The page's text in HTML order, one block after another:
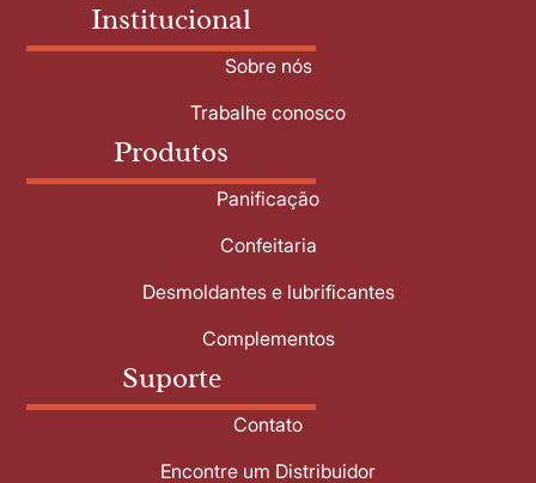
Institucional
Sobre nós
Trabalhe conosco
Produtos
Panificação
Confeitaria
Desmoldantes e lubrificantes
Complementos
Suporte
Contato
Encontre um Distribuidor